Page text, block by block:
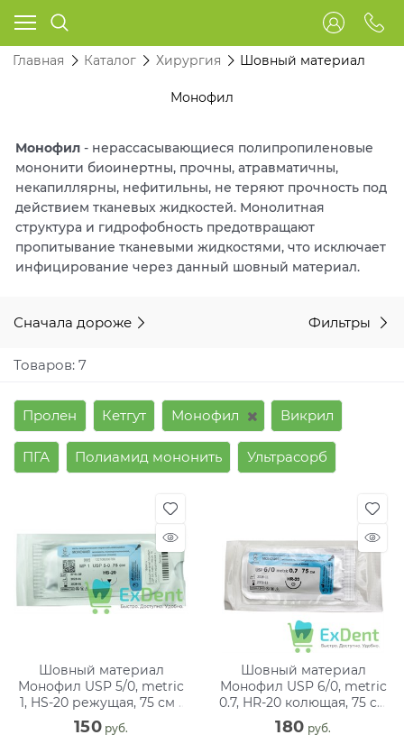
Главная Каталог Хирургия Шовный материал
Монофил
Монофил- нерассасывающиеся полипропиленовые
мононити биоинертны, прочны, атравматичны,
некапиллярны, нефитильны, не теряют прочность под
действием тканевых жидкостей. Монолитная
структура и гидрофобность предотвращают
пропитывание тканевыми жидкостями, что исключает
инфицирование через данный шовный материал.
Сначала дороже Фильтры
Товаров: 7
Пролен Кетгут Монофил Викрил
ПГА Полиамид мононить Ультрасорб
Шовный материал
Монофил USP 5/0, metric
1, HS-20 режущая, 75 см -
нити хирургические с
иглами
150 руб.
Шовный материал
Монофил USP 6/0, metric
0.7, HR-20 колющая, 75 см
- нити хирургические с
иглами
180 руб.